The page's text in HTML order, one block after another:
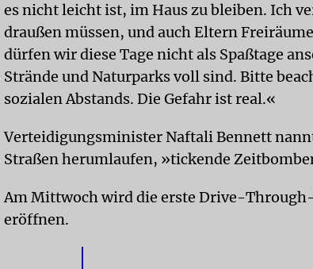
es nicht leicht ist, im Haus zu bleiben. Ich
draußen müssen, und auch Eltern
dürfen wir diese Tage nicht als Spaßtage
Strände und Naturparks voll sind. Bitte
sozialen Abstands. Die Gefahr ist real.«
Verteidigungsminister Naftali Bennett
Straßen herumlaufen, »tickende
Am Mittwoch wird die erste Drive-
eröffnen.